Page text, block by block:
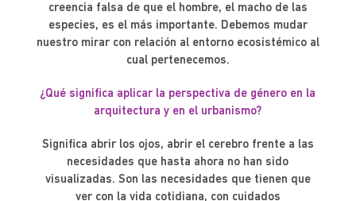
creencia falsa de que el hombre, el macho de las
especies, es el más importante. Debemos mudar
nuestro mirar con relación al entorno ecosistémico al
cual pertenecemos.
¿Qué significa aplicar la perspectiva de género en la
arquitectura y en el urbanismo?
Significa abrir los ojos, abrir el cerebro frente a las
necesidades que hasta ahora no han sido
visualizadas. Son las necesidades que tienen que
ver con la vida cotidiana, con cuidados